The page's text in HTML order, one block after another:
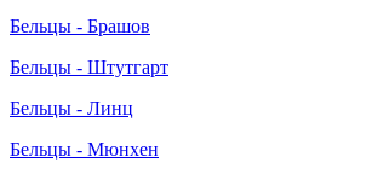
Бельцы - Брашов
Бельцы - Штутгарт
Бельцы - Линц
Бельцы - Мюнхен